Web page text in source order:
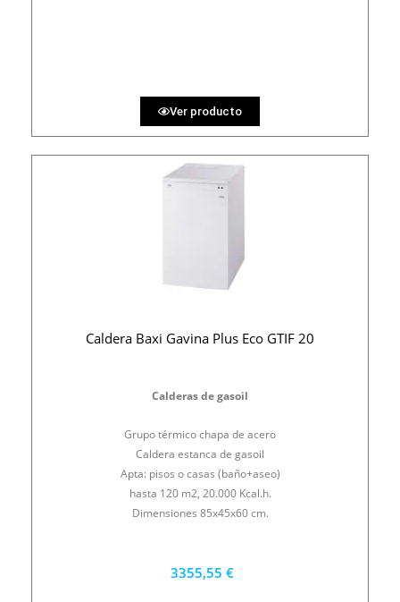
Ver producto
Caldera Baxi Gavina Plus Eco GTIF 20
Calderas de gasoil
Grupo térmico chapa de acero
Caldera estanca de gasoil
Apta: pisos o casas (baño+aseo)
hasta 120 m2, 20.000 Kcal.h.
Dimensiones 85x45x60 cm.
3355,55 €